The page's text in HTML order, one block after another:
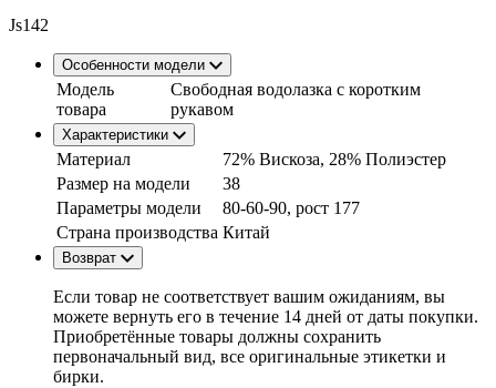
Js142
Особенности модели
Модель
товара
Свободная водолазка с коротким
рукавом
Характеристики
Материал
72% Вискоза, 28% Полиэстер
Размер на модели
38
Параметры модели
80-60-90, рост 177
Страна производства Китай
Возврат
Если товар не соответствует вашим ожиданиям, вы
можете вернуть его в течение 14 дней от даты покупки.
Приобретённые товары должны сохранить
первоначальный вид, все оригинальные этикетки и
бирки.